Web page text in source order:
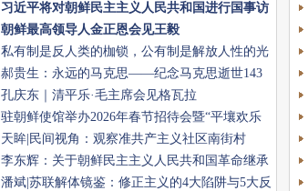
习近平将对朝鲜民主主义人民共和国进行国事访
问
朝鲜最高领导人金正恩会见王毅
私有制是反人类的枷锁，公有制是解放人性的光
辉!
郝贵生：永远的马克思——纪念马克思逝世143
周年
孔庆东｜清平乐·毛主席会见格瓦拉
驻朝鲜使馆举办2026年春节招待会暨“平壤欢乐
春节”之“行走的年夜饭”
天眸|民间视角：观察准共产主义社区南街村
李东辉：关于朝鲜民主主义人民共和国革命继承
问题的研究报告（补）
潘斌|苏联解体镜鉴：修正主义的4大陷阱与5大反